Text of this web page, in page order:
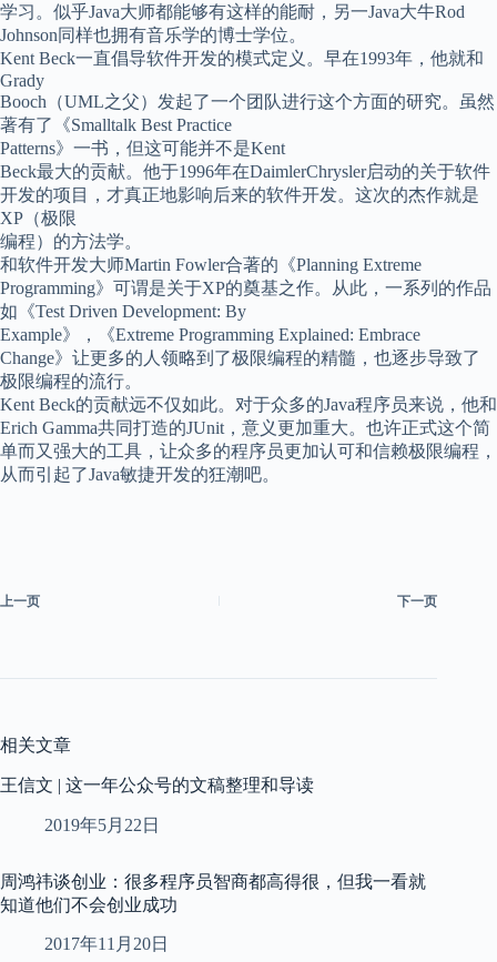
学习。似乎Java大师都能够有这样的能耐，另一Java大牛Rod
Johnson同样也拥有音乐学的博士学位。
Kent Beck一直倡导软件开发的模式定义。早在1993年，他就和
Grady
Booch（UML之父）发起了一个团队进行这个方面的研究。虽然
著有了《Smalltalk Best Practice
Patterns》一书，但这可能并不是Kent
Beck最大的贡献。他于1996年在DaimlerChrysler启动的关于软件
开发的项目，才真正地影响后来的软件开发。这次的杰作就是
XP（极限
编程）的方法学。
和软件开发大师Martin Fowler合著的《Planning Extreme
Programming》可谓是关于XP的奠基之作。从此，一系列的作品
如《Test Driven Development: By
Example》，《Extreme Programming Explained: Embrace
Change》让更多的人领略到了极限编程的精髓，也逐步导致了
极限编程的流行。
Kent Beck的贡献远不仅如此。对于众多的Java程序员来说，他和
Erich Gamma共同打造的JUnit，意义更加重大。也许正式这个简
单而又强大的工具，让众多的程序员更加认可和信赖极限编程，
从而引起了Java敏捷开发的狂潮吧。
上一页 下一页
相关文章
王信文 | 这一年公众号的文稿整理和导读
2019年5月22日
周鸿祎谈创业：很多程序员智商都高得很，但我一看就
知道他们不会创业成功
2017年11月20日